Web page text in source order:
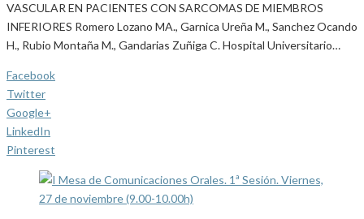
VASCULAR EN PACIENTES CON SARCOMAS DE MIEMBROS
INFERIORES Romero Lozano MA., Garnica Ureña M., Sanchez Ocando
H., Rubio Montaña M., Gandarias Zuñiga C. Hospital Universitario…
Facebook
Twitter
Google+
LinkedIn
Pinterest